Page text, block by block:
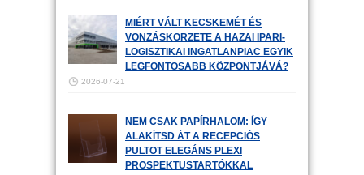
MIÉRT VÁLT KECSKEMÉT ÉS
VONZÁSKÖRZETE A HAZAI IPARI-
LOGISZTIKAI INGATLANPIAC EGYIK
LEGFONTOSABB KÖZPONTJÁVÁ?
2026-07-21
NEM CSAK PAPÍRHALOM: ÍGY
ALAKÍTSD ÁT A RECEPCIÓS
PULTOT ELEGÁNS PLEXI
PROSPEKTUSTARTÓKKAL